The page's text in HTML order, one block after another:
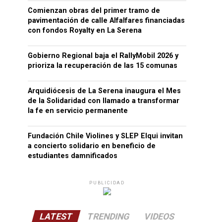
Comienzan obras del primer tramo de
pavimentación de calle Alfalfares financiadas
con fondos Royalty en La Serena
Gobierno Regional baja el RallyMobil 2026 y
prioriza la recuperación de las 15 comunas
Arquidiócesis de La Serena inaugura el Mes
de la Solidaridad con llamado a transformar
la fe en servicio permanente
Fundación Chile Violines y SLEP Elqui invitan
a concierto solidario en beneficio de
estudiantes damnificados
PUBLICIDAD
LATEST TRENDING VIDEOS